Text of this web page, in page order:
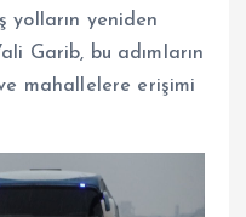
yolların yeniden
Garib, bu adımların
mahallelere erişimi